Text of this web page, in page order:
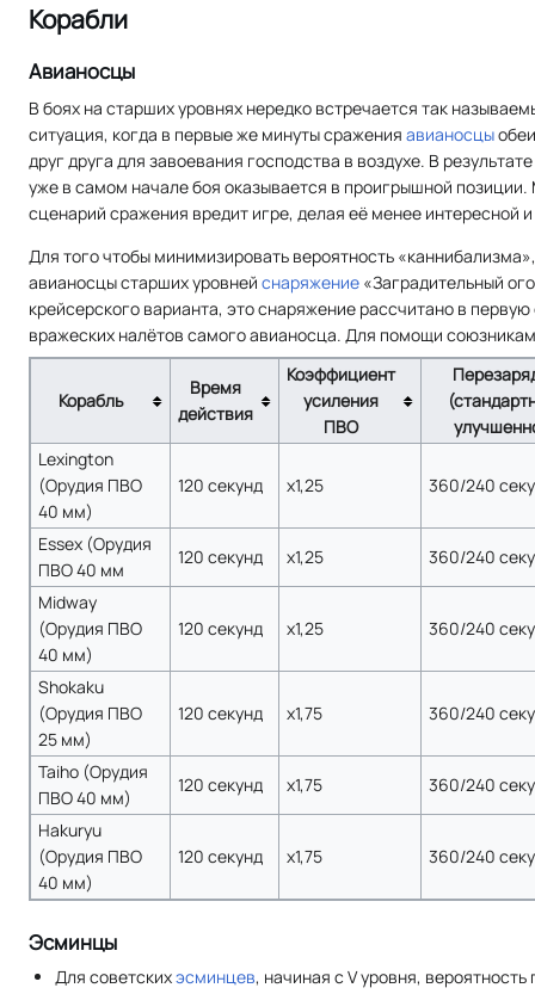
Корабли
Авианосцы
В боях на старших уровнях нередко встречается так
ситуация, когда в первые же минуты сражения авианосцы
друг друга для завоевания господства в воздухе. В
уже в самом начале боя оказывается в проигрышной
сценарий сражения вредит игре, делая её менее интересной
Для того чтобы минимизировать вероятность
авианосцы старших уровней снаряжение «Заградительный
крейсерского варианта, это снаряжение рассчитано в
вражеских налётов самого авианосца. Для помощи
Корабль
Время
действия
Коэффициент
усиления
ПВО
Lexington
(Орудия ПВО
40 мм)
120 секунд x1,25 360/240
Essex (Орудия
ПВО 40 мм
120 секунд x1,25
360/240
Midway
(Орудия ПВО
40 мм)
120 секунд x1,25 360/240
Shokaku
(Орудия ПВО
25 мм)
120 секунд x1,75 360/240
Taiho (Орудия
ПВО 40 мм)
120 секунд x1,75
360/240
Hakuryu
(Орудия ПВО
40 мм)
120 секунд x1,75 360/240
Эсминцы
Для советскихэсминцев, начиная с V уровня,